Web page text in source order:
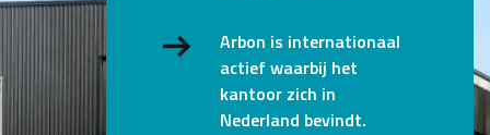
Arbon is internationaal
actief waarbij het
kantoor zich in
Nederland bevindt.